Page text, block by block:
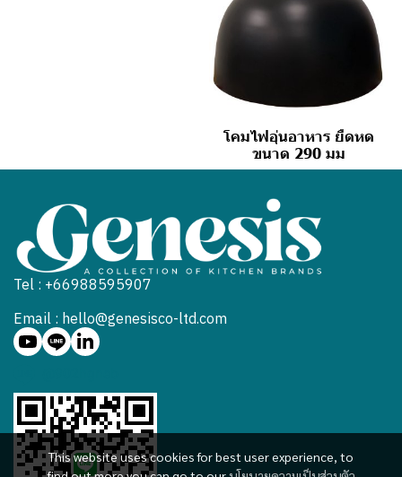
โคมไฟอุ่นอาหาร ยืดหด
ขนาด 290 มม
This website uses cookies for best user experience, to
Tel : +66988595907
Email : hello@genesisco-ltd.com